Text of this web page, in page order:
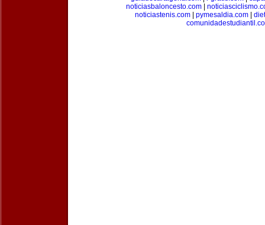
noticiasbaloncesto.com
noticiastenis.com
pymesaldia.com